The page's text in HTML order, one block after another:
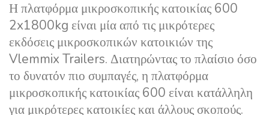
Η πλατφόρμα μικροσκοπικής κατοικίας 600
2x1800kg είναι μία από τις μικρότερες
εκδόσεις μικροσκοπικών κατοικιών της
Vlemmix Trailers. Διατηρώντας το πλαίσιο όσο
το δυνατόν πιο συμπαγές, η πλατφόρμα
μικροσκοπικής κατοικίας 600 είναι κατάλληλη
για μικρότερες κατοικίες και άλλους σκοπούς.